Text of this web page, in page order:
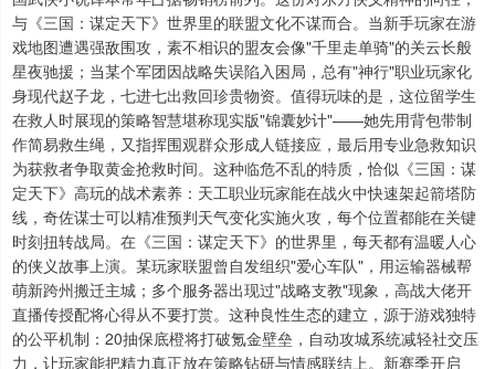
与《三国：谋定天下》世界里的联盟文化不谋而合。当新手玩家在游
戏地图遭遇强敌围攻，素不相识的盟友会像"千里走单骑"的关云长般
星夜驰援；当某个军团因战略失误陷入困局，总有"神行"职业玩家化
身现代赵子龙，七进七出救回珍贵物资。值得玩味的是，这位留学生
在救人时展现的策略智慧堪称现实版"锦囊妙计"——她先用背包带制
作简易救生绳，又指挥围观群众形成人链接应，最后用专业急救知识
为获救者争取黄金抢救时间。这种临危不乱的特质，恰似《三国：谋
定天下》高玩的战术素养：天工职业玩家能在战火中快速架起箭塔防
线，奇佐谋士可以精准预判天气变化实施火攻，每个位置都能在关键
时刻扭转战局。在《三国：谋定天下》的世界里，每天都有温暖人心
的侠义故事上演。某玩家联盟曾自发组织"爱心车队"，用运输器械帮
萌新跨州搬迁主城；多个服务器出现过"战略支教"现象，高战大佬开
直播传授配将心得从不要打赏。这种良性生态的建立，源于游戏独特
的公平机制：20抽保底橙将打破氪金壁垒，自动攻城系统减轻社交压
力，让玩家能把精力真正放在策略钻研与情感联结上。新赛季开启